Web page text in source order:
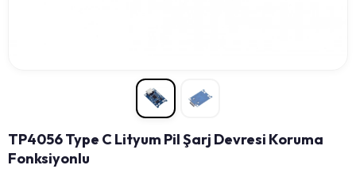
TP4056 Type C Lityum Pil Şarj Devresi Koruma
Fonksiyonlu